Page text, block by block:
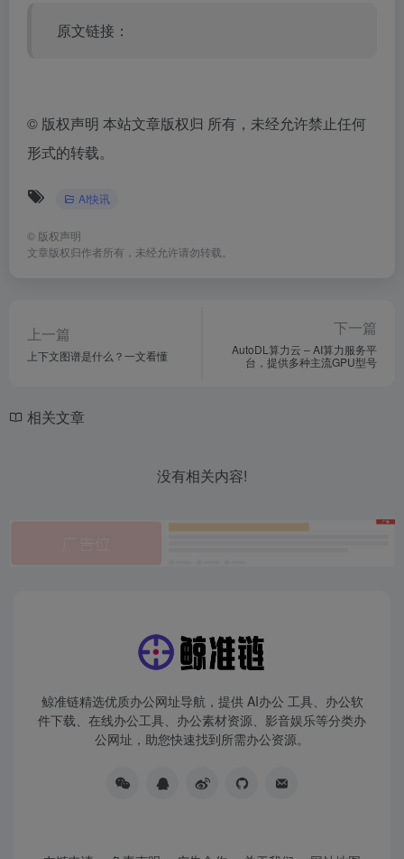
原文链接：
© 版权声明 本站文章版权归 所有，未经允许禁止任何
形式的转载。
AI快讯
© 版权声明
文章版权归作者所有，未经允许请勿转载。
上一篇
上下文图谱是什么？一文看懂
下一篇
AutoDL算力云 – AI算力服务平
台，提供多种主流GPU型号
相关文章
没有相关内容!
鲸准链精选优质办公网址导航，提供 AI办公 工具、办公软
件下载、在线办公工具、办公素材资源、影音娱乐等分类办
公网址，助您快速找到所需办公资源。